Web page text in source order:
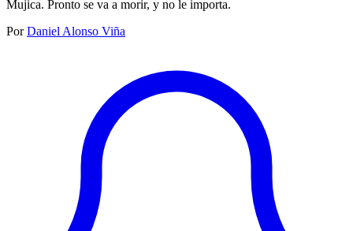
Mujica. Pronto se va a morir, y no le importa.
Por Daniel Alonso Viña